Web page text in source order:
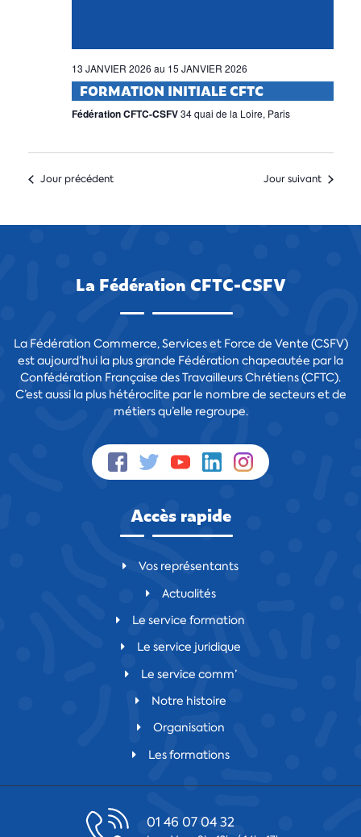
13 JANVIER 2026 au 15 JANVIER 2026
FORMATION INITIALE CFTC
Fédération CFTC-CSFV34 quai de la Loire, Paris
Jour précédent Jour suivant
La Fédération CFTC-CSFV
La Fédération Commerce, Services et Force de Vente (CSFV)
est aujourd’hui la plus grande Fédération chapeautée par la
Confédération Française des Travailleurs Chrétiens (CFTC).
C’est aussi la plus hétéroclite par le nombre de secteurs et de
métiers qu’elle regroupe.
Accès rapide
Vos représentants
Actualités
Le service formation
Le service juridique
Le service comm’
Notre histoire
Organisation
Les formations
01 46 07 04 32